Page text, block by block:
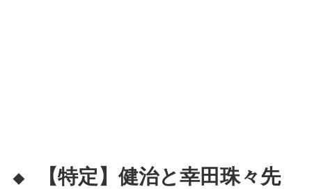
◆
【特定】健治と幸田珠々先